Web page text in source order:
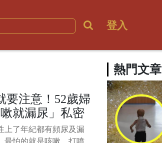
登入
要注意！52歲婦
嗽就漏尿」私密
醫籲4族群
上了年紀都有頻尿及漏
最怕的就是咳嗽、打噴
熱門文章